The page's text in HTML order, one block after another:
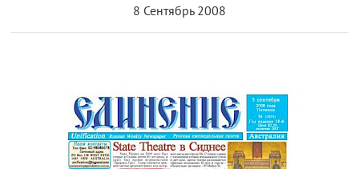
8 Сентябрь 2008